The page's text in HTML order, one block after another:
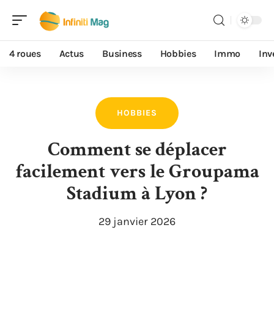
4 roues Actus Business Hobbies Immo
HOBBIES
Comment se déplacer
facilement vers le Groupama
Stadium à Lyon ?
29 janvier 2026